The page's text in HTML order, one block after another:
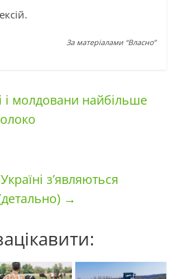
За матеріалами “Власно”
і молдовани найбільше
з’являються
→